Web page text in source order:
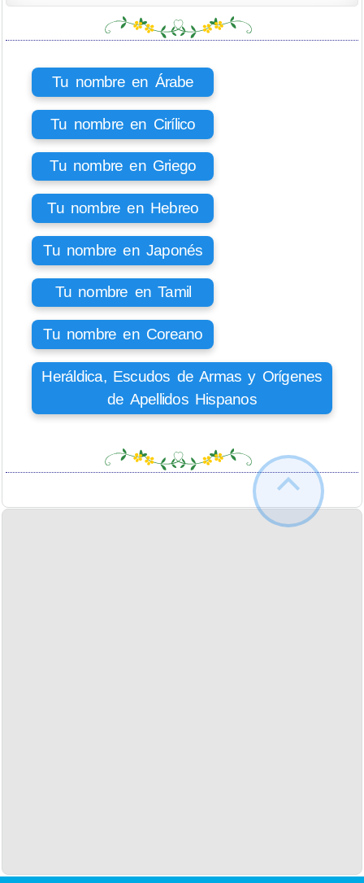
Tu nombre en Árabe
Tu nombre en Cirílico
Tu nombre en Griego
Tu nombre en Hebreo
Tu nombre en Japonés
Tu nombre en Tamil
Tu nombre en Coreano
Heráldica, Escudos de Armas y Orígenes
de Apellidos Hispanos